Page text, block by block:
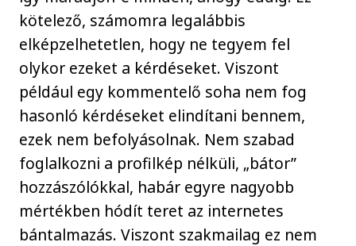
kötelező, számomra legalábbis
elképzelhetetlen, hogy ne tegyem fel
olykor ezeket a kérdéseket. Viszont
például egy kommentelő soha nem fog
hasonló kérdéseket elindítani bennem,
ezek nem befolyásolnak. Nem szabad
foglalkozni a profilkép nélküli, „bátor”
hozzászólókkal, habár egyre nagyobb
mértékben hódít teret az internetes
bántalmazás. Viszont szakmailag ez nem